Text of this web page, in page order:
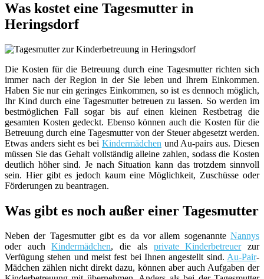
Was kostet eine Tagesmutter in
Heringsdorf
Die Kosten für die Betreuung durch eine Tagesmutter richten sich
immer nach der Region in der Sie leben und Ihrem Einkommen.
Haben Sie nur ein geringes Einkommen, so ist es dennoch möglich,
Ihr Kind durch eine Tagesmutter betreuen zu lassen. So werden im
bestmöglichen Fall sogar bis auf einen kleinen Restbetrag die
gesamten Kosten gedeckt. Ebenso können auch die Kosten für die
Betreuung durch eine Tagesmutter von der Steuer abgesetzt werden.
Etwas anders sieht es bei Kindermädchen und Au-pairs aus. Diesen
müssen Sie das Gehalt vollständig alleine zahlen, sodass die Kosten
deutlich höher sind. Je nach Situation kann das trotzdem sinnvoll
sein. Hier gibt es jedoch kaum eine Möglichkeit, Zuschüsse oder
Förderungen zu beantragen.
Was gibt es noch außer einer Tagesmutter
Neben der Tagesmutter gibt es da vor allem sogenannte Nannys
oder auchKindermädchen, die als private Kinderbetreuerzur
Verfügung stehen und meist fest bei Ihnen angestellt sind. Au-Pair-
Mädchen zählen nicht direkt dazu, können aber auch Aufgaben der